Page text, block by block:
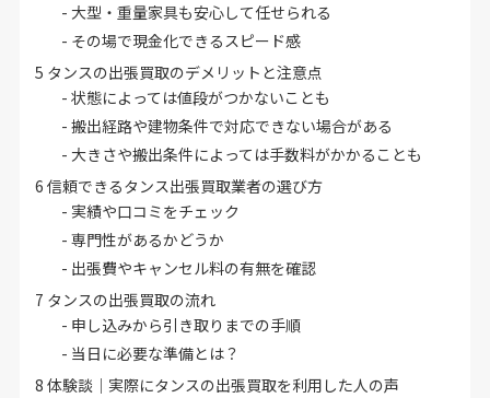
大型・重量家具も安心して任せられる
その場で現金化できるスピード感
5 タンスの出張買取のデメリットと注意点
状態によっては値段がつかないことも
搬出経路や建物条件で対応できない場合がある
大きさや搬出条件によっては手数料がかかることも
6 信頼できるタンス出張買取業者の選び方
実績や口コミをチェック
専門性があるかどうか
出張費やキャンセル料の有無を確認
7 タンスの出張買取の流れ
申し込みから引き取りまでの手順
当日に必要な準備とは？
8 体験談｜実際にタンスの出張買取を利用した人の声